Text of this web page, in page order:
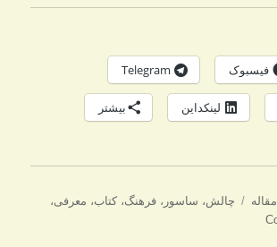
فیسبوک Telegram
لینکداین بیشتر
دسته‌ها
مقاله برچسب‌ها
چالش، ساسور ،فرهنگ،کتاب، معرفی،